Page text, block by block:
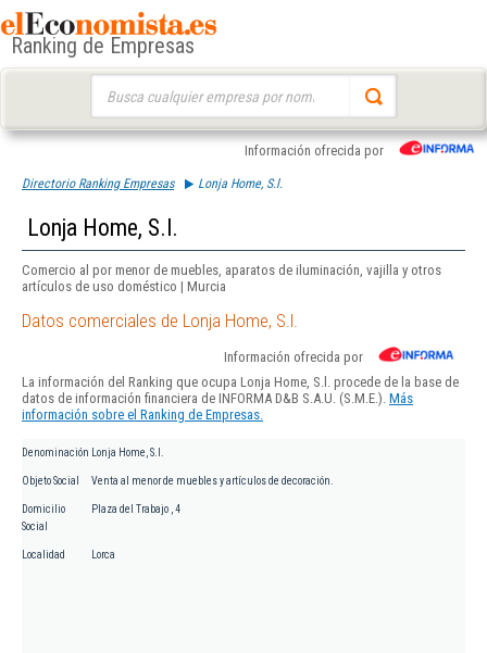
Ranking de Empresas
Información ofrecida por
Directorio Ranking Empresas Lonja Home, S.l.
Lonja Home, S.l.
Comercio al por menor de muebles, aparatos de iluminación, vajilla y otros
artículos de uso doméstico | Murcia
Datos comerciales de Lonja Home, S.l.
Información ofrecida por
La información del Ranking que ocupa Lonja Home, S.l. procede de la base de
datos de información financiera de INFORMA D&B S.A.U. (S.M.E.). Más
información sobre el Ranking de Empresas.
Denominación Lonja Home, S.l.
Objeto Social Venta al menor de muebles y artículos de decoración.
Domicilio
Social
Plaza del Trabajo , 4
Localidad Lorca